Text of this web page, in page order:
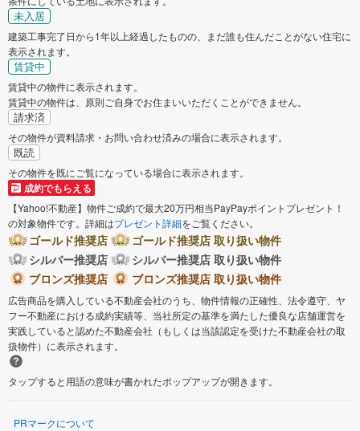
未入居
建築工事完了日から1年以上経過したものの、まだ誰も住んだことがない住宅に
表示されます。
賃貸中
賃貸中の物件に表示されます。
賃貸中の物件は、原則ご自身でお住まいいただくことができません。
請求済
その物件が資料請求・お問い合わせ済みの場合に表示されます。
既読
その物件を既にご覧になっている場合に表示されます。
成約でもらえる
【Yahoo!不動産】物件ご成約で最大20万円相当PayPayポイントプレゼント！
の対象物件です。詳細はプレゼント詳細をご覧ください。
ゴールド推奨店
ゴールド推奨店 取り扱い物件
シルバー推奨店
シルバー推奨店 取り扱い物件
ブロンズ推奨店
ブロンズ推奨店 取り扱い物件
広告商品を購入している不動産会社のうち、物件情報の正確性、法令遵守、ヤ
フー不動産における成約実績等、当社所定の基準を満たした優良な店舗運営を
実践していると認めた不動産会社（もしくは当該認定を受けた不動産会社の取
扱物件）に表示されます。
タップすると用語の意味が書かれたポップアップが開きます。
PRマークについて